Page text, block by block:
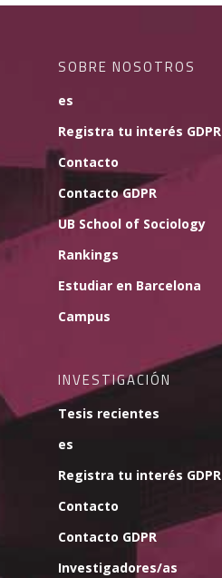
SOBRE NOSOTROS
es
Registra tu interés GDPR
Contacto
Contacto GDPR
UB School of Sociology
Rankings
Estudiar en Barcelona
Campus
INVESTIGACIÓN
Tesis recientes
es
Registra tu interés GDPR
Contacto
Contacto GDPR
Investigadores/as